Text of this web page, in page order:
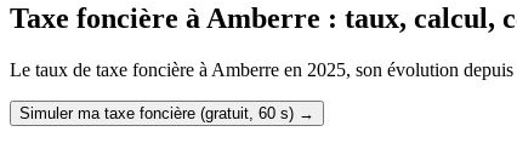
Taxe foncière à Amberre : taux, calcul,
Le taux de taxe foncière à Amberre en 2025, son évolution
Simuler ma taxe foncière (gratuit, 60 s) →